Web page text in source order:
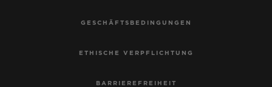
GESCHÄFTSBEDINGUNGEN
ETHISCHE VERPFLICHTUNG
BARRIEREFREIHEIT